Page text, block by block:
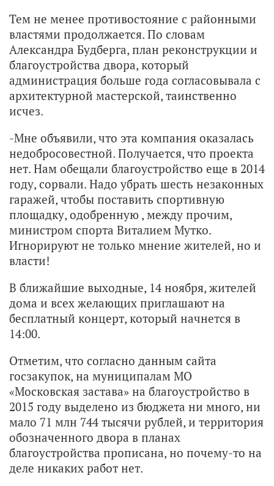
Тем не менее противостояние с районными
властями продолжается. По словам
Александра Будберга, план реконструкции и
благоустройства двора, который
администрация больше года согласовывала с
архитектурной мастерской, таинственно
исчез.
-Мне объявили, что эта компания оказалась
недобросовестной. Получается, что проекта
нет. Нам обещали благоустройство еще в 2014
году, сорвали. Надо убрать шесть незаконных
гаражей, чтобы поставить спортивную
площадку, одобренную , между прочим,
министром спорта Виталием Мутко.
Игнорируют не только мнение жителей, но и
власти!
В ближайшие выходные, 14 ноября, жителей
дома и всех желающих приглашают на
бесплатный концерт, который начнется в
14:00.
Отметим, что согласно данным сайта
госзакупок, на муниципалам МО
«Московская застава» на благоустройство в
2015 году выделено из бюджета ни много, ни
мало 71 млн 744 тысячи рублей, и территория
обозначенного двора в планах
благоустройства прописана, но почему-то на
деле никаких работ нет.